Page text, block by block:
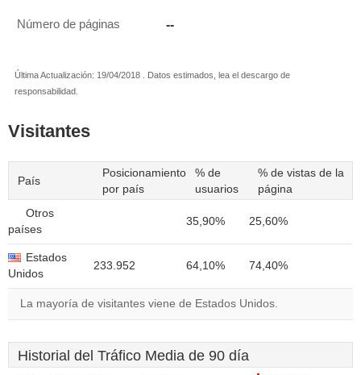
Número de páginas --
Última Actualización: 19/04/2018 . Datos estimados, lea el descargo de
responsabilidad.
Visitantes
País
Posicionamiento
por país
% de
usuarios
% de vistas de la
página
Otros
países
35,90% 25,60%
Estados
Unidos
233.952 64,10% 74,40%
La mayoría de visitantes viene de Estados Unidos.
Historial del Tráfico Media de 90 día